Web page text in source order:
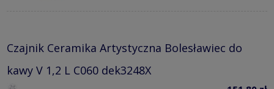
Czajnik Ceramika Artystyczna Bolesławiec do
kawy V 1,2 L C060 dek3248X